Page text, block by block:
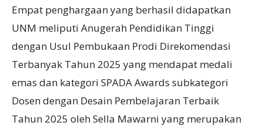
Empat penghargaan yang berhasil didapatkan
UNM meliputi Anugerah Pendidikan Tinggi
dengan Usul Pembukaan Prodi Direkomendasi
Terbanyak Tahun 2025 yang mendapat medali
emas dan kategori SPADA Awards subkategori
Dosen dengan Desain Pembelajaran Terbaik
Tahun 2025 oleh Sella Mawarni yang merupakan